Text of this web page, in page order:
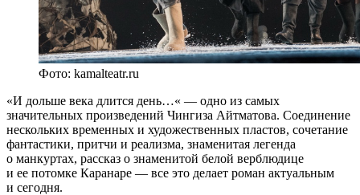
Фото: kamalteatr.ru
«И дольше века длится день…« — одно из самых
значительных произведений Чингиза Айтматова. Соединение
нескольких временных и художественных пластов, сочетание
фантастики, притчи и реализма, знаменитая легенда
о манкуртах, рассказ о знаменитой белой верблюдице
и ее потомке Каранаре — все это делает роман актуальным
и сегодня.